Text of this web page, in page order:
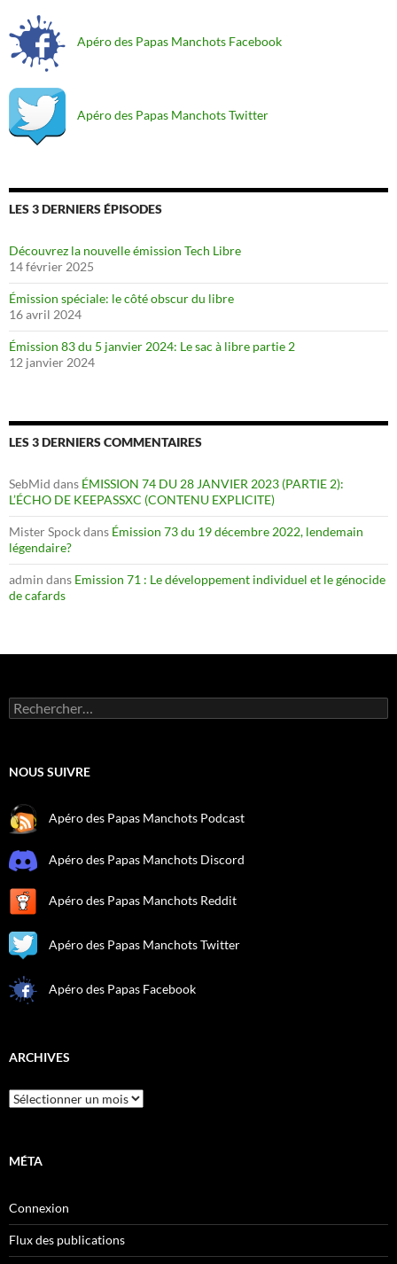
Apéro des Papas Manchots Facebook
Apéro des Papas Manchots Twitter
LES 3 DERNIERS ÉPISODES
Découvrez la nouvelle émission Tech Libre
14 février 2025
Émission spéciale: le côté obscur du libre
16 avril 2024
Émission 83 du 5 janvier 2024: Le sac à libre partie 2
12 janvier 2024
LES 3 DERNIERS COMMENTAIRES
SebMid dans ÉMISSION 74 DU 28 JANVIER 2023 (PARTIE 2):
L’ÉCHO DE KEEPASSXC (CONTENU EXPLICITE)
Mister Spockdans Émission 73 du 19 décembre 2022, lendemain
légendaire?
admin dans Emission 71 : Le développement individuel et le génocide
de cafards
Rechercher :
NOUS SUIVRE
Apéro des Papas Manchots Podcast
Apéro des Papas Manchots Discord
Apéro des Papas Manchots Reddit
Apéro des Papas Manchots Twitter
Apéro des Papas Facebook
ARCHIVES
Archives
MÉTA
Connexion
Flux des publications